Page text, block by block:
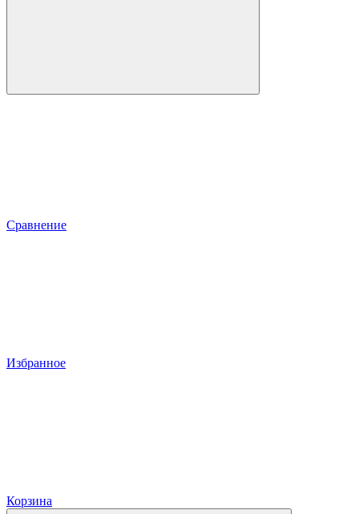
Сравнение
Избранное
Корзина